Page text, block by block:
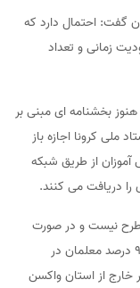
گفت: احتمال دارد که
زمانی و تعداد
بخشنامه ای مبنی بر
کرونا اجازه باز
از طریق شبکه
دریافت می کنند.
نیست و در صورت
مطرح شدن ستاد ملی کرونا آن را اعلام می‌کند اما ۹۰ درصد معلمان در
خارج از استان واکسن